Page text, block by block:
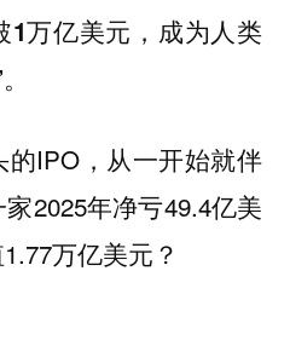
1万亿美元，成为人类
IPO，从一开始就伴
2025年净亏49.4亿美
万亿美元？